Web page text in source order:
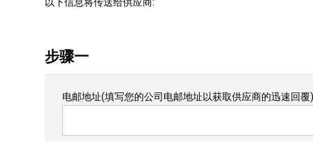
步骤一
电邮地址(填写您的公司电邮地址以获取供应商的迅速回覆)